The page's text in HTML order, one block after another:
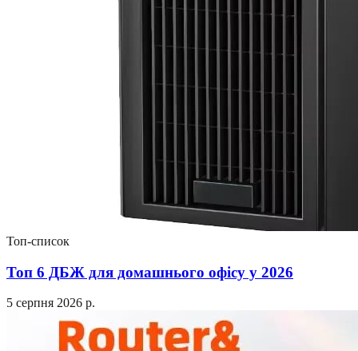
Топ-список
Топ 6 ДБЖ для домашнього офісу у 2026
5 серпня 2026 р.